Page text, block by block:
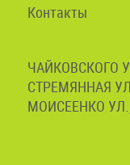
Контакты
ЧАЙКОВСКОГО
СТРЕМЯННАЯ
МОИСЕЕНКО УЛ.,